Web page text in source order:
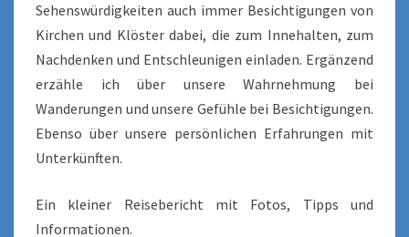
Sehenswürdigkeiten auch immer Besichtigungen von
Kirchen und Klöster dabei, die zum Innehalten, zum
Nachdenken und Entschleunigen einladen. Ergänzend
erzähle ich über unsere Wahrnehmung bei
Wanderungen und unsere Gefühle bei Besichtigungen.
Ebenso über unsere persönlichen Erfahrungen mit
Unterkünften.
Ein kleiner Reisebericht mit Fotos, Tipps und
Informationen.